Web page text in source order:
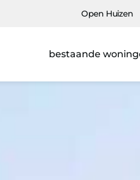
Open Huizen
bestaande